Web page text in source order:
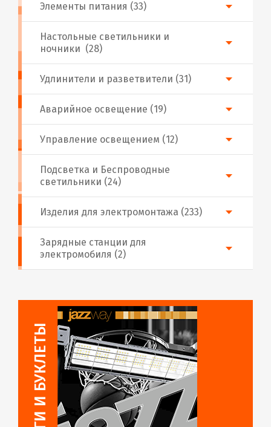
Аварийное освещение (19)
Настольные светильники и
ночники (28)
Подсветка и Беспроводные
светильники (24)
Изделия для электромонтажа (233)
Удлинители и разветвители (31)
Управление освещением (12)
Элементы питания (33)
Зарядные станции для
электромобиля (2)